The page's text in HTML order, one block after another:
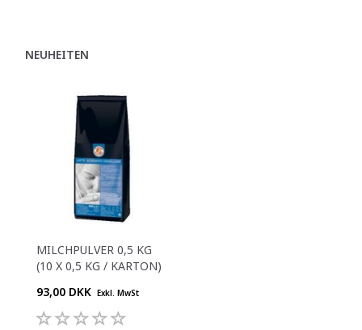
NEUHEITEN
MILCHPULVER 0,5 KG
(10 X 0,5 KG / KARTON)
93,00 DKK Exkl. MwSt